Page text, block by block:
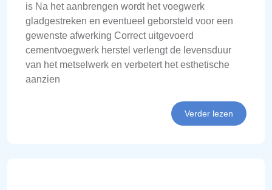
is Na het aanbrengen wordt het voegwerk
gladgestreken en eventueel geborsteld voor een
gewenste afwerking Correct uitgevoerd
cementvoegwerk herstel verlengt de levensduur
van het metselwerk en verbetert het esthetische
aanzien
Verder lezen